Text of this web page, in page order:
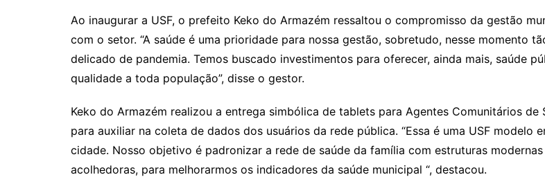
Ao inaugurar a USF, o prefeito Keko do Armazém ressaltou o compromisso da gestão
com o setor. “A saúde é uma prioridade para nossa gestão, sobretudo, nesse momento
delicado de pandemia. Temos buscado investimentos para oferecer, ainda mais, saúde
qualidade a toda população”, disse o gestor.
Keko do Armazém realizou a entrega simbólica de tablets para Agentes Comunitários de
para auxiliar na coleta de dados dos usuários da rede pública. “Essa é uma USF modelo
cidade. Nosso objetivo é padronizar a rede de saúde da família com estruturas
acolhedoras, para melhorarmos os indicadores da saúde municipal “, destacou.